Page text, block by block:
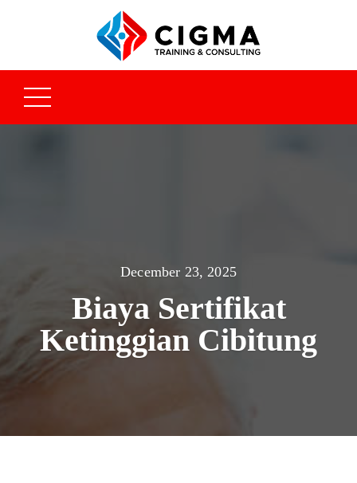
December 23, 2025
Biaya Sertifikat
Ketinggian Cibitung